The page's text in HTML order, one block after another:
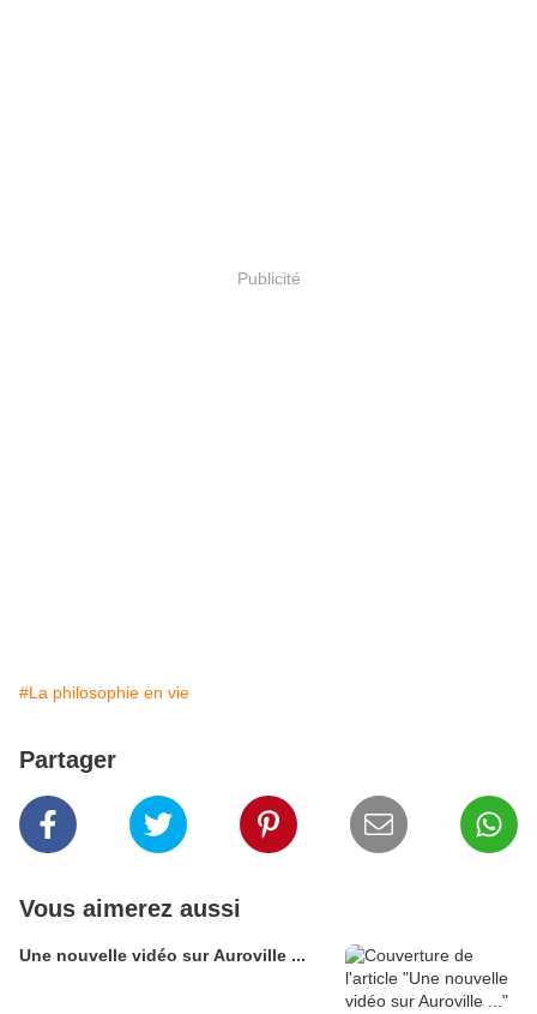
Publicité
#La philosophie en vie
Partager
Vous aimerez aussi
Une nouvelle vidéo sur Auroville ...